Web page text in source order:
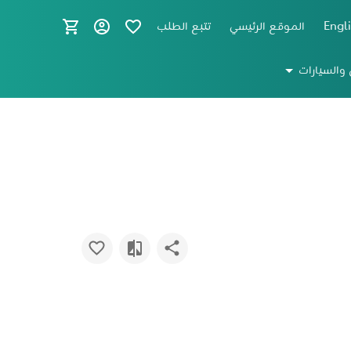
الموقع الرئيسي تتبع الطلب
والسيارات